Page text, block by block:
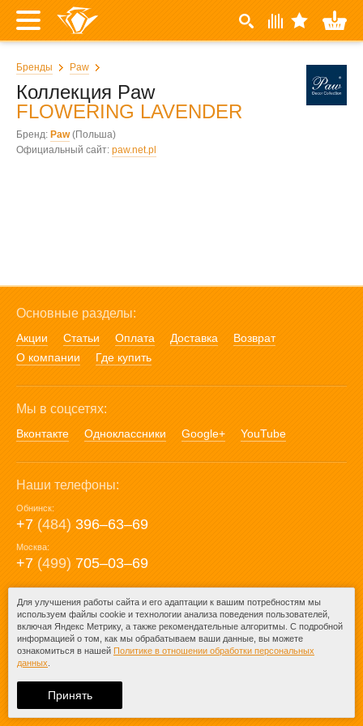
Бренды Paw
Коллекция Paw
FLOWERING LAVENDER
Бренд: Paw(Польша)
Официальный сайт: paw.net.pl
Основные разделы:
Акции Статьи Оплата Доставка
Возврат
О компании
Где купить
Мы в соцсетях:
Вконтакте Одноклассники Google+ YouTube
Наши телефоны:
Обнинск:
+7 (484) 396‒63‒69
Москва:
+7 (499) 705‒03‒69
E-mail:
mail@posuda40.ru
При любом копировании информации
ссылка на
Для улучшения работы сайта и его адаптации к вашим потребностям мы
используем файлы cookie и технологии анализа поведения пользователей,
включая Яндекс Метрику, а также рекомендательные алгоритмы. С подробной
информацией о том, как мы обрабатываем ваши данные, вы можете
ознакомиться в нашей Политике в отношении обработки персональных
данных
Принять